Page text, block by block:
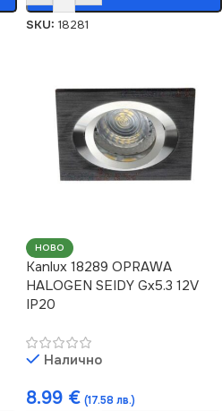
SKU: 18281
НОВО
Kanlux 18289 OPRAWA
HALOGEN SEIDY Gx5.3 12V
IP20
Налично
8.99 € (17.58 лв.)